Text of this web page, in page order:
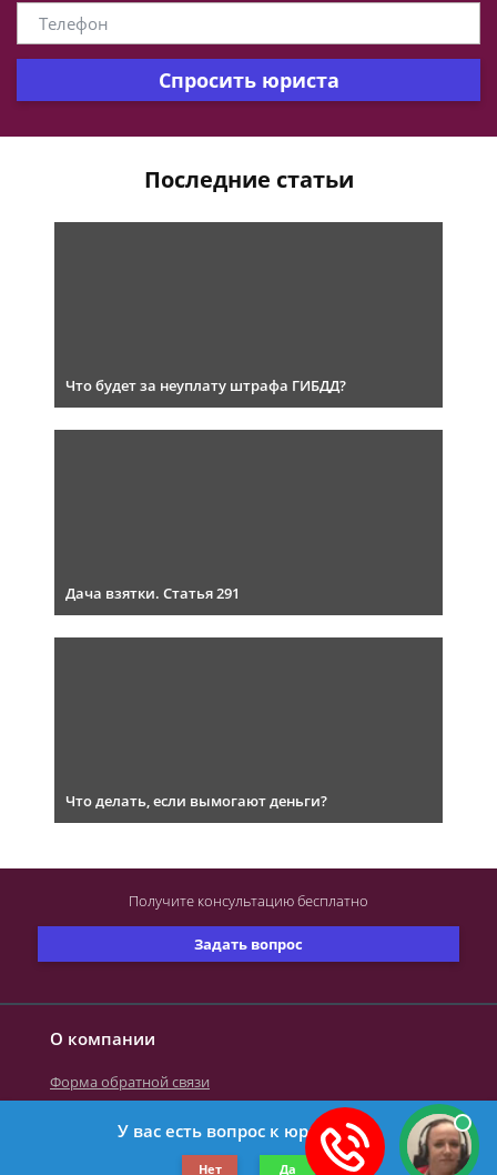
Спросить юриста
Последние статьи
Что будет за неуплату штрафа ГИБДД?
Дача взятки. Статья 291
Что делать, если вымогают деньги?
О компании
Форма обратной связи
©2019-2026 Все права защищены.
Задать вопрос
Получите консультациюбесплатно
У вас есть вопрос к юристу?
Нет Да